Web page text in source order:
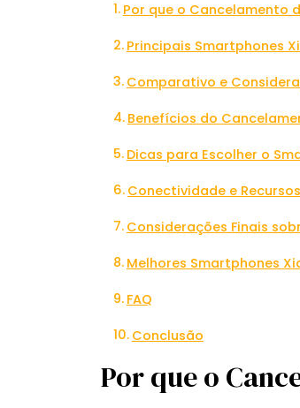
Por que o Cancelamento
Principais Smartphones
Comparativo e
Benefícios do
Dicas para Escolher o
Conectividade e
Considerações Finais
Melhores Smartphones
FAQ
Conclusão
Por que o